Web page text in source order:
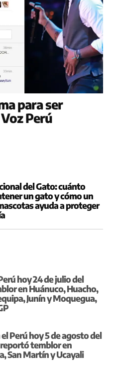
para ser
Perú
del Gato: cuánto
un gato y cómo un
ayuda a proteger
hoy 24 de julio del
en Huánuco, Huacho,
Junín y Moquegua,
Perú hoy 5 de agosto del
reportó temblor en
San Martín y Ucayali